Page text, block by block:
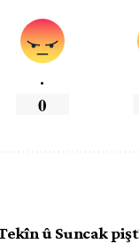
.
0
û Suncak